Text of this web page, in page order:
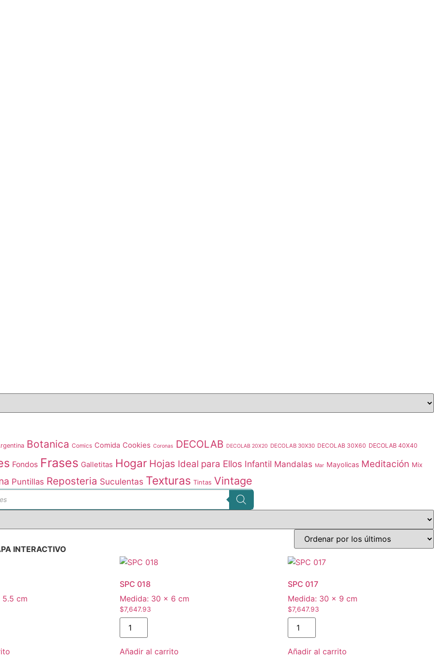
INTERACTIVO
Botanica Comics Comida Cookies Coronas DECOLAB DECOLAB 20X20 DECOLAB 30X30 DECOLAB 30X60 DECOLAB 40X40
Fondos Frases Galletitas Hogar Hojas Ideal para Ellos Infantil Mandalas Mar Mayolicas Meditación Mix
Puntillas Reposteria Suculentas Texturas Tintas Vintage
cm
SPC 018
Medida: 30 × 6 cm
$7,647.93
SPC
018
cantidad
Añadir al carrito
SPC 017
Medida: 30 × 9 cm
$7,647.93
SPC
017
cantidad
Añadir al carrito